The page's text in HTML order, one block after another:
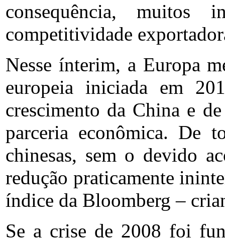
consequência, muitos
competitividade
Nesse ínterim, a Europa
europeia iniciada em
crescimento da China e
parceria econômica. De
chinesas, sem o devido
redução praticamente
índice da Bloomberg –
Se a crise de 2008 foi